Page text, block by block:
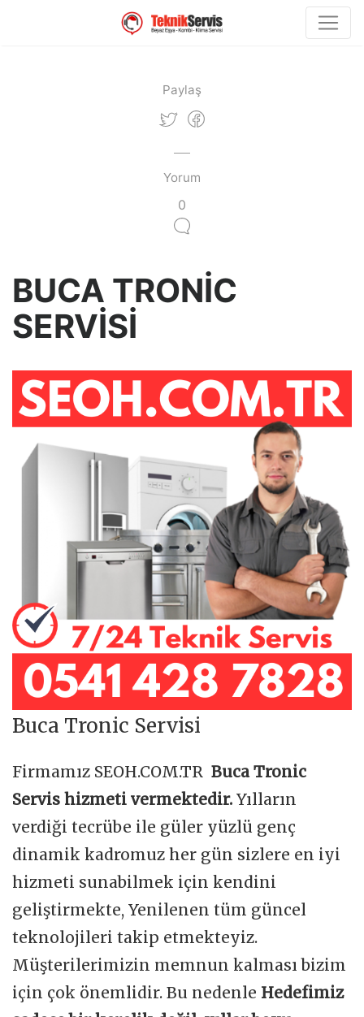
Paylaş
Yorum
0
BUCA TRONİC
SERVİSİ
Buca Tronic Servisi
Firmamız SEOH.COM.TR Buca Tronic
Servis hizmeti vermektedir. Yılların
verdiği tecrübe ile güler yüzlü genç
dinamik kadromuz her gün sizlere en iyi
hizmeti sunabilmek için kendini
geliştirmekte, Yenilenen tüm güncel
teknolojileri takip etmekteyiz.
Müşterilerimizin memnun kalması bizim
için çok önemlidir. Bu nedenle Hedefimiz